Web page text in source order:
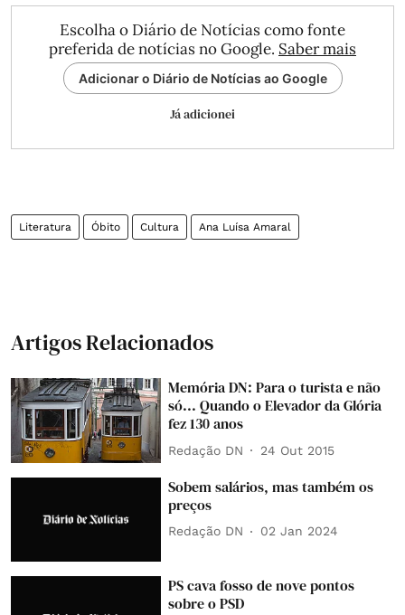
Escolha o Diário de Notícias como fonte
preferida de notícias no Google. Saber mais
Adicionar o Diário de Notícias ao Google
Já adicionei
Literatura Óbito Cultura Ana Luísa Amaral
Artigos Relacionados
Memória DN: Para o turista e não
só... Quando o Elevador da Glória
fez 130 anos
Redação DN 24 Out 2015
Sobem salários, mas também os
preços
Redação DN 02 Jan 2024
PS cava fosso de nove pontos
sobre o PSD